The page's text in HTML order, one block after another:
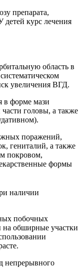
препарата,
детей курс лечения
область в
увеличения ВГД.
форме мази
головы, а также
поражений,
гениталий, а также
покровом,
формы
наличии
побочных
на обширные участки
непрерывного